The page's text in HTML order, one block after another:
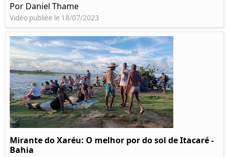
Por Daniel Thame
Vidéo publiée le 18/07/2023
Mirante do Xaréu: O melhor por do sol de Itacaré -
Bahia